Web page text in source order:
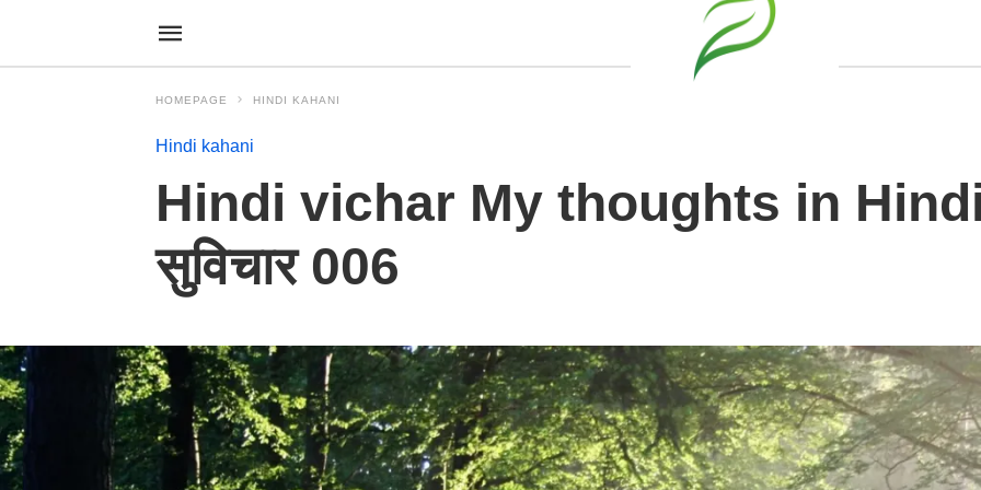
HOMEPAGE HINDI KAHANI
Hindi kahani
Hindi vichar My thoughts in Hindi
सुविचार 006